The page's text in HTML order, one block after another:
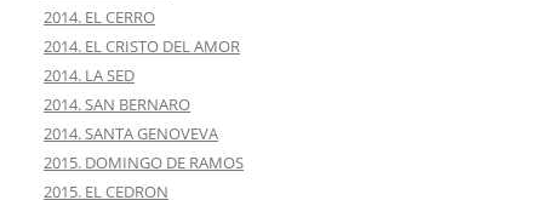
2014. EL CERRO
2014. EL CRISTO DEL AMOR
2014. LA SED
2014. SAN BERNARO
2014. SANTA GENOVEVA
2015. DOMINGO DE RAMOS
2015. EL CEDRON